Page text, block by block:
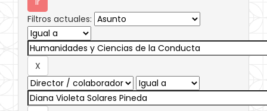
Filtros actuales: